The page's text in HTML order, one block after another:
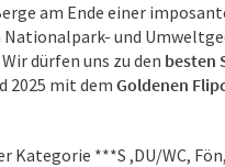
am Ende einer
und
dürfen uns zu den besten
2025 mit dem Goldenen
Kategorie ***S ,DU/WC,